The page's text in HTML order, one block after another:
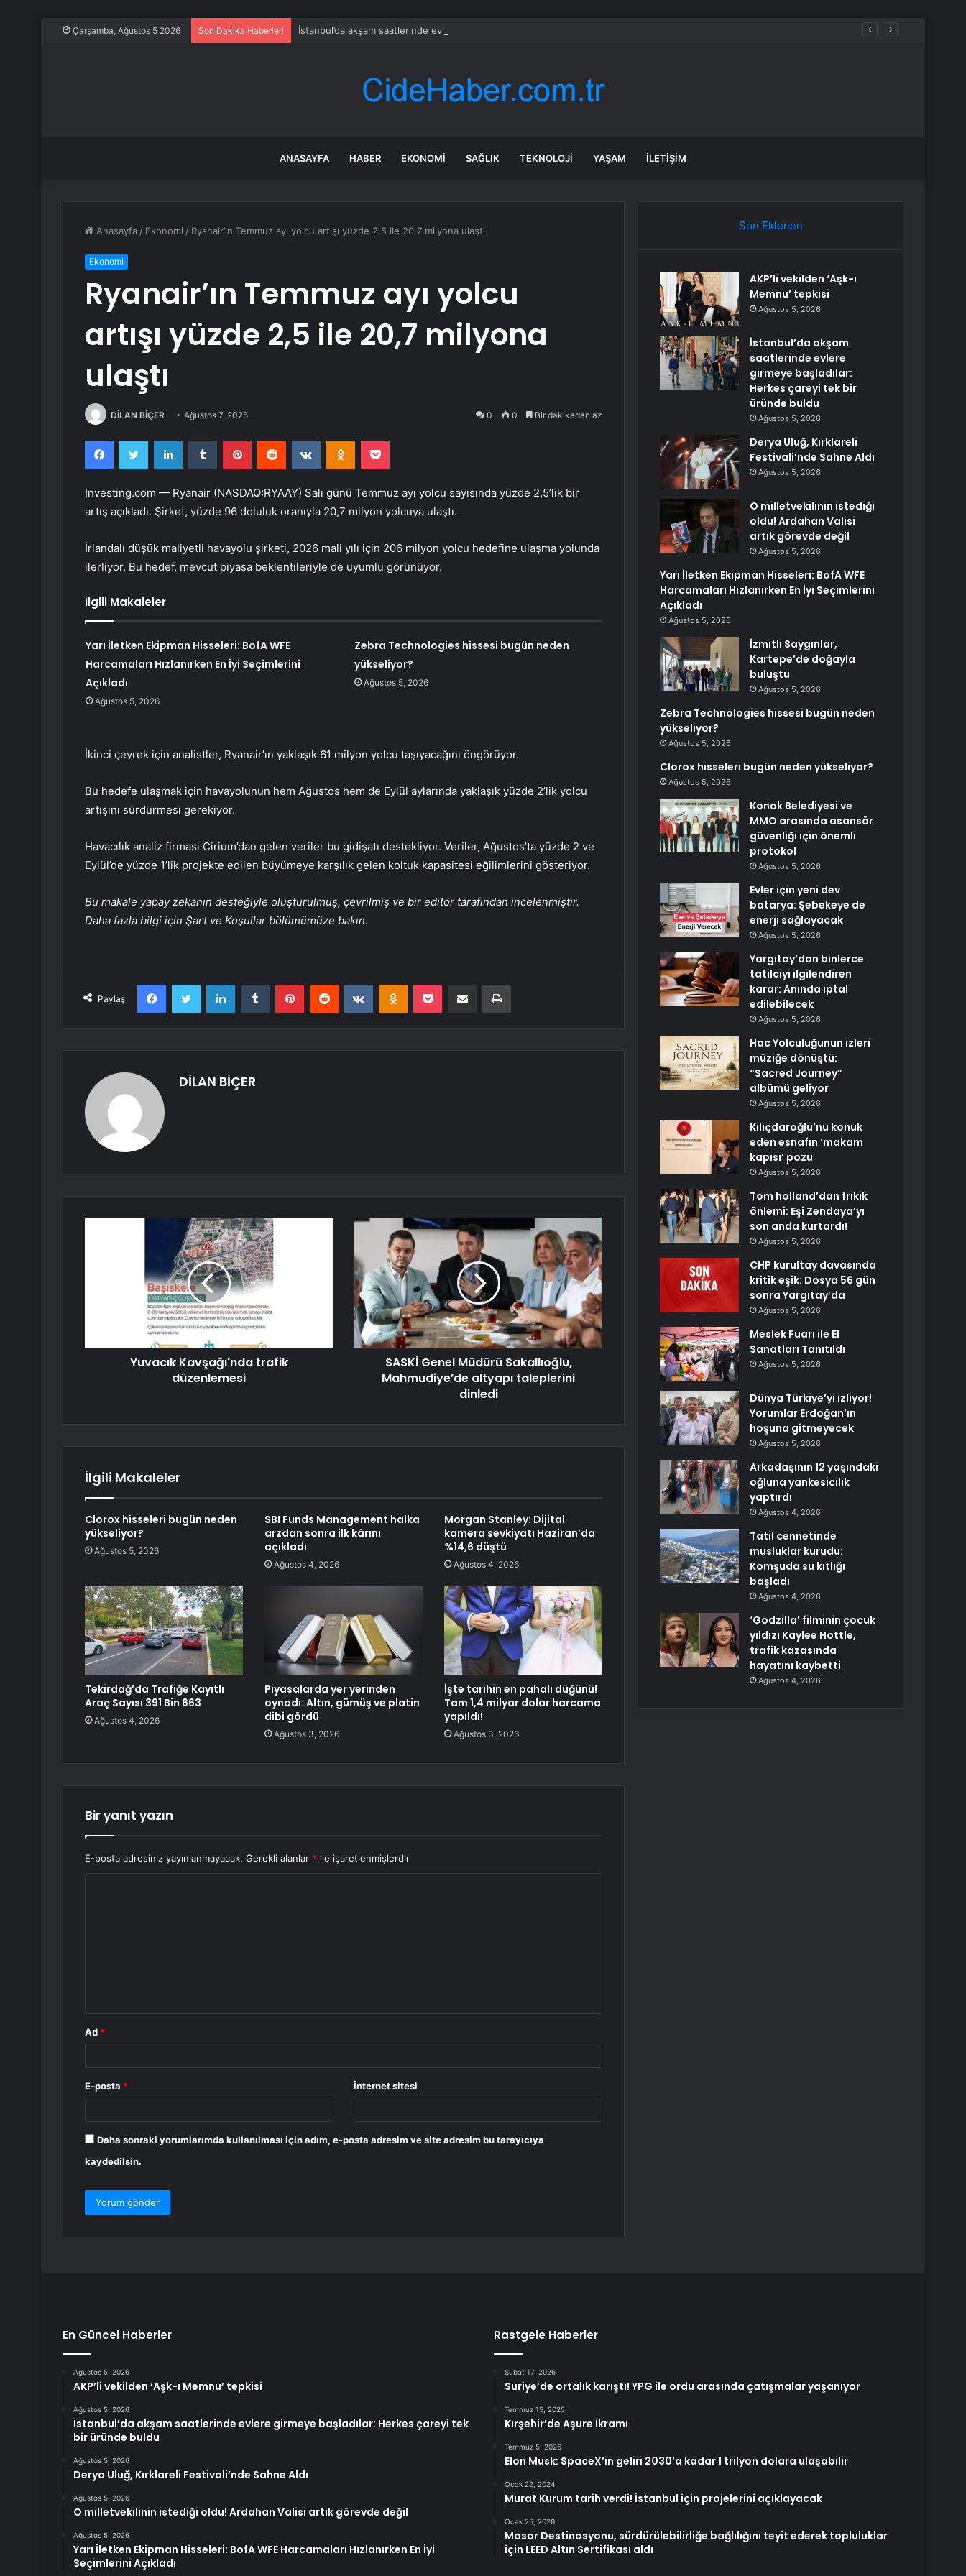
Çarşamba, Ağustos 5 2026 Son Dakika Haberleri İstanbul’da akşam saatlerinde evlere girmeye başladılar: Herkes çareyi tek bir üründe buldu
ANASAYFA HABER EKONOMI SAĞLIK TEKNOLOJI YAŞAM İLETIŞIM
Anasayfa / Ekonomi / Ryanair’ın Temmuz ayı yolcu artışı yüzde 2,5 ile 20,7 milyona ulaştı
Ekonomi
Ryanair’ın Temmuz ayı yolcu
artışı yüzde 2,5 ile 20,7 milyona
ulaştı
DİLAN BİÇER Ağustos 7, 2025 0 0 Bir dakikadan az
FacebookTwitter LinkedInTumblr PinterestReddit VKontakteOdnoklassniki
Pocket
Investing.com — Ryanair (NASDAQ:RYAAY) Salı günü Temmuz ayı yolcu sayısında yüzde 2,5’lik bir
artış açıkladı. Şirket, yüzde 96 doluluk oranıyla 20,7 milyon yolcuya ulaştı.
İrlandalı düşük maliyetli havayolu şirketi, 2026 mali yılı için 206 milyon yolcu hedefine ulaşma yolunda
ilerliyor. Bu hedef, mevcut piyasa beklentileriyle de uyumlu görünüyor.
İlgili Makaleler
Yarı İletken Ekipman Hisseleri: BofA WFE
Harcamaları Hızlanırken En İyi Seçimlerini
Açıkladı
Ağustos 5, 2026
Zebra Technologies hissesi bugün neden
yükseliyor?
Ağustos 5, 2026
İkinci çeyrek için analistler, Ryanair’ın yaklaşık 61 milyon yolcu taşıyacağını öngörüyor.
Bu hedefe ulaşmak için havayolunun hem Ağustos hem de Eylül aylarında yaklaşık yüzde 2’lik yolcu
artışını sürdürmesi gerekiyor.
Havacılık analiz firması Cirium’dan gelen veriler bu gidişatı destekliyor. Veriler, Ağustos’ta yüzde 2 ve
Eylül’de yüzde 1’lik projekte edilen büyümeye karşılık gelen koltuk kapasitesi eğilimlerini gösteriyor.
Bu makale yapay zekanın desteğiyle oluşturulmuş, çevrilmiş ve bir editör tarafından incelenmiştir.
Daha fazla bilgi için Şart ve Koşullar bölümümüze bakın.
Paylaş
FacebookTwitter LinkedInTumblr PinterestReddit VKontakteOdnoklassniki
Pocket E-Posta ile paylaş Yazdır
DİLAN BİÇER
Yuvacık Kavşağı'nda trafik
düzenlemesi
SASKİ Genel Müdürü Sakallıoğlu,
Mahmudiye’de altyapı taleplerini
dinledi
İlgili Makaleler
Clorox hisseleri bugün neden
yükseliyor?
Ağustos 5, 2026
SBI Funds Management halka
arzdan sonra ilk kârını
açıkladı
Ağustos 4, 2026
Morgan Stanley: Dijital
kamera sevkiyatı Haziran’da
%14,6 düştü
Ağustos 4, 2026
Tekirdağ’da Trafiğe Kayıtlı
Araç Sayısı 391 Bin 663
Ağustos 4, 2026
Piyasalarda yer yerinden
oynadı: Altın, gümüş ve platin
dibi gördü
Ağustos 3, 2026
İşte tarihin en pahalı düğünü!
Tam 1,4 milyar dolar harcama
yapıldı!
Ağustos 3, 2026
Bir yanıt yazın
E-posta adresiniz yayınlanmayacak. Gerekli alanlar * ile işaretlenmişlerdir
Ad *
E-posta * İnternet sitesi
Daha sonraki yorumlarımda kullanılması için adım, e-posta adresim ve site adresim bu tarayıcıya
kaydedilsin.
Son Eklenen
AKP’li vekilden ‘Aşk-ı
Memnu’ tepkisi
Ağustos 5, 2026
İstanbul’da akşam
saatlerinde evlere
girmeye başladılar:
Herkes çareyi tek bir
üründe buldu
Ağustos 5, 2026
Derya Uluğ, Kırklareli
Festivali’nde Sahne Aldı
Ağustos 5, 2026
O milletvekilinin istediği
oldu! Ardahan Valisi
artık görevde değil
Ağustos 5, 2026
Yarı İletken Ekipman Hisseleri: BofA WFE
Harcamaları Hızlanırken En İyi Seçimlerini
Açıkladı
Ağustos 5, 2026
İzmitli Saygınlar,
Kartepe’de doğayla
buluştu
Ağustos 5, 2026
Zebra Technologies hissesi bugün neden
yükseliyor?
Ağustos 5, 2026
Clorox hisseleri bugün neden yükseliyor?
Ağustos 5, 2026
Konak Belediyesi ve
MMO arasında asansör
güvenliği için önemli
protokol
Ağustos 5, 2026
Evler için yeni dev
batarya: Şebekeye de
enerji sağlayacak
Ağustos 5, 2026
Yargıtay’dan binlerce
tatilciyi ilgilendiren
karar: Anında iptal
edilebilecek
Ağustos 5, 2026
Hac Yolculuğunun izleri
müziğe dönüştü:
“Sacred Journey”
albümü geliyor
Ağustos 5, 2026
Kılıçdaroğlu’nu konuk
eden esnafın ‘makam
kapısı’ pozu
Ağustos 5, 2026
Tom holland’dan frikik
önlemi: Eşi Zendaya’yı
son anda kurtardı!
Ağustos 5, 2026
CHP kurultay davasında
kritik eşik: Dosya 56 gün
sonra Yargıtay’da
Ağustos 5, 2026
Meslek Fuarı ile El
Sanatları Tanıtıldı
Ağustos 5, 2026
Dünya Türkiye’yi izliyor!
Yorumlar Erdoğan’ın
hoşuna gitmeyecek
Ağustos 5, 2026
Arkadaşının 12 yaşındaki
oğluna yankesicilik
yaptırdı
Ağustos 4, 2026
Tatil cennetinde
musluklar kurudu:
Komşuda su kıtlığı
başladı
Ağustos 4, 2026
‘Godzilla’ filminin çocuk
yıldızı Kaylee Hottle,
trafik kazasında
hayatını kaybetti
Ağustos 4, 2026
En Güncel Haberler
Ağustos 5, 2026
AKP’li vekilden ‘Aşk-ı Memnu’ tepkisi
Ağustos 5, 2026
İstanbul’da akşam saatlerinde evlere girmeye başladılar: Herkes çareyi tek
bir üründe buldu
Ağustos 5, 2026
Derya Uluğ, Kırklareli Festivali’nde Sahne Aldı
Ağustos 5, 2026
O milletvekilinin istediği oldu! Ardahan Valisi artık görevde değil
Ağustos 5, 2026
Yarı İletken Ekipman Hisseleri: BofA WFE Harcamaları Hızlanırken En İyi
Seçimlerini Açıkladı
Rastgele Haberler
Şubat 17, 2026
Suriye’de ortalık karıştı! YPG ile ordu arasında çatışmalar yaşanıyor
Temmuz 15, 2025
Kırşehir’de Aşure İkramı
Temmuz 5, 2026
Elon Musk: SpaceX’in geliri 2030’a kadar 1 trilyon dolara ulaşabilir
Ocak 22, 2024
Murat Kurum tarih verdi! İstanbul için projelerini açıklayacak
Ocak 25, 2026
Masar Destinasyonu, sürdürülebilirliğe bağlılığını teyit ederek topluluklar
için LEED Altın Sertifikası aldı